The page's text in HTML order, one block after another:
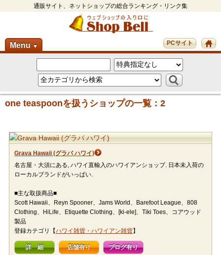
通販サイト、ネットショップの総合ランキング・リンク集
Menu ▼ PCサイト
one teaspoonを扱うショップの一覧：2
Grava Hawaii (グラバ ハワイ)
名古屋・大須にある, ハワイ直輸入のハワイアンショップ. 日本未入荷の
ローカルブランドがいっぱい.
■主な取扱商品■
Scott Hawaii、Reyn Spooner、Jams World、Barefoot League、808
Clothing、HiLife、Etiquette Clothing、[ki-ele]、Tiki Toes、コアウッド
製品
登録カテゴリ【ハワイ雑貨・ハワイアン雑貨】
詳 細 店舗有り ブログ有り